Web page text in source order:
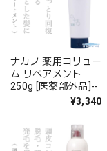
ナカノ 薬用コリュー
ム リペアメント
250g [医薬部外品]--
¥3,340